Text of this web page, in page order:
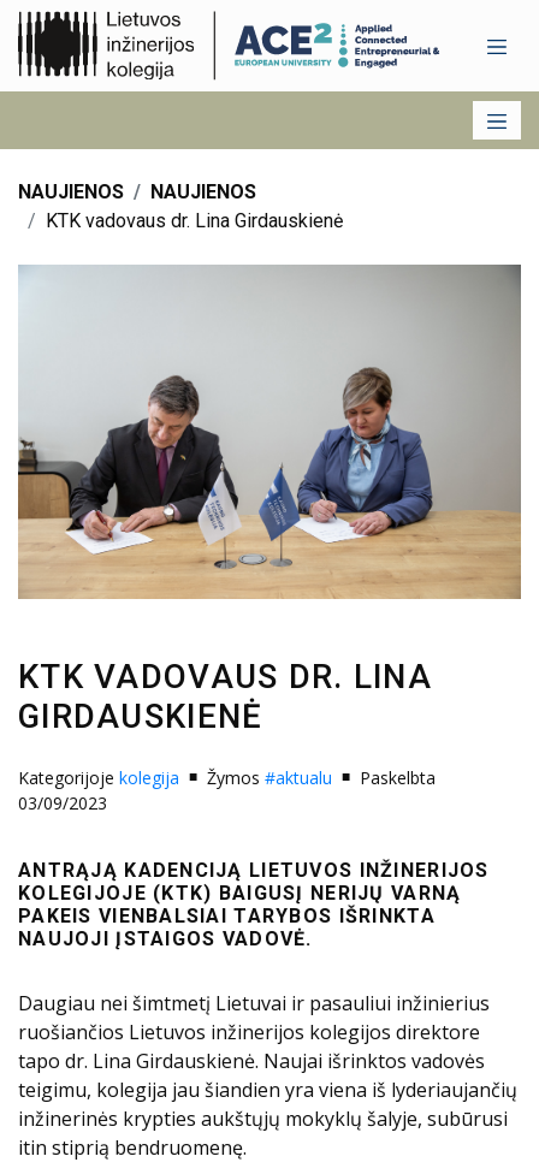
NAUJIENOS
NAUJIENOS
KTK vadovaus dr. Lina Girdauskienė
KTK VADOVAUS DR. LINA
GIRDAUSKIENĖ
Kategorijoje kolegija Žymos #aktualu
Paskelbta
03/09/2023
ANTRĄJĄ KADENCIJĄ LIETUVOS INŽINERIJOS
KOLEGIJOJE (KTK) BAIGUSĮ NERIJŲ VARNĄ
PAKEIS VIENBALSIAI TARYBOS IŠRINKTA
NAUJOJI ĮSTAIGOS VADOVĖ.
Daugiau nei šimtmetį Lietuvai ir pasauliui inžinierius
ruošiančios Lietuvos inžinerijos kolegijos direktore
tapo dr. Lina Girdauskienė. Naujai išrinktos vadovės
teigimu, kolegija jau šiandien yra viena iš lyderiaujančių
inžinerinės krypties aukštųjų mokyklų šalyje, subūrusi
itin stiprią bendruomenę.